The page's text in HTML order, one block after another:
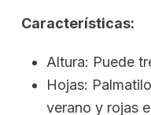
Características:
Altura: Puede
Hojas:
verano y rojas